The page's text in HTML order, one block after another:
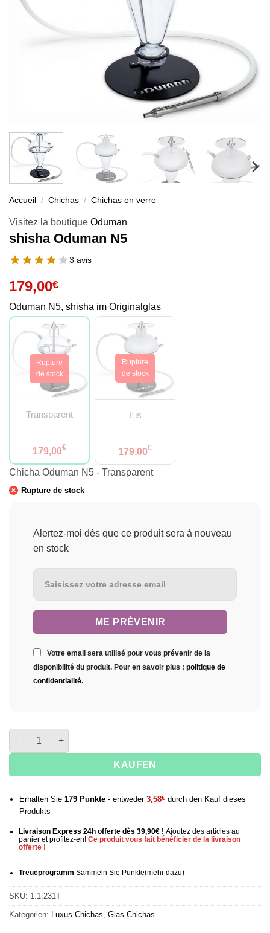
Accueil / Chichas / Chichas en verre
Visitez la boutique Oduman
shisha Oduman N5
3 avis
179,00€
Oduman N5, shisha im Originalglas
Transparent
179,00€
Eis
179,00€
Chicha Oduman N5 - Transparent
Rupture de stock
Alertez-moi dès que ce produit sera à nouveau
en stock
ME PRÉVENIR
Votre email sera utilisé pour vous prévenir de la
disponibilité du produit. Pour en savoir plus : politique de
confidentialité.
Menge von shisha Oduman N5
KAUFEN
Erhalten Sie 179Punkte- entweder 3,58€ durch den Kauf dieses
Produkts
Livraison Express 24h offerte dès 39,90€ ! Ajoutez des articles au
panier et profitez-en! Ce produit vous fait bénéficier de la livraison
offerte !
Treueprogramm Sammeln Sie Punkte(mehrdazu)
SKU: 1.1.231T
Kategorien: Luxus-Chichas Glas-Chichas